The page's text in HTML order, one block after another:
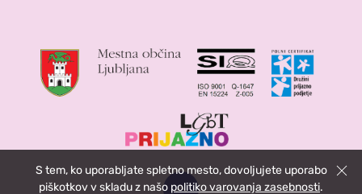
S tem, ko uporabljate spletno mesto, dovoljujete uporabo
piškotkov v skladu z našo politiko varovanja zasebnosti.
Zapri